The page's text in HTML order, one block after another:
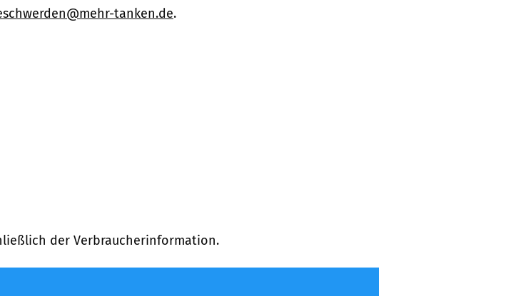
tanken.de.
der Verbraucherinformation.